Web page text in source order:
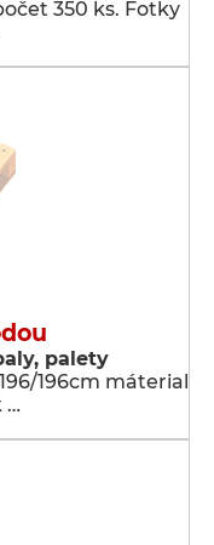
350 ks. Fotky
palety
196cm máterial
…